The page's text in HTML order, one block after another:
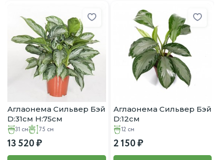
Аглаонема Сильвер Бэй
D:31см H:75см
31 см 75 см
13 520
Аглаонема Сильвер Бэй
D:12см
12 см
2 150